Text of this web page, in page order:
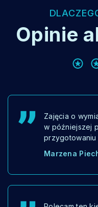
Opinie
Zajęcia o
w późniejszej
przygotowaniu
Marzena